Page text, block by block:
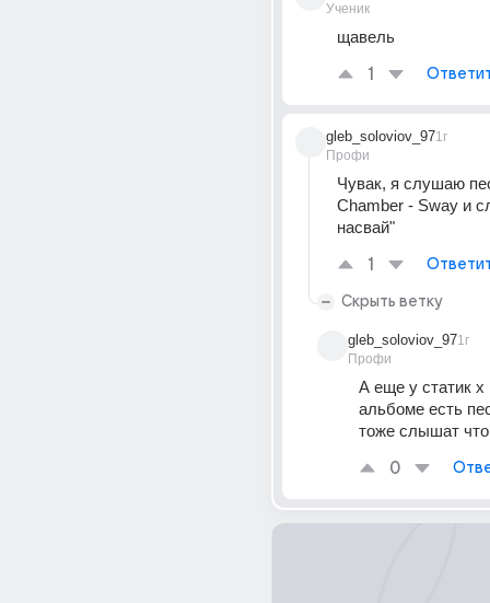
Ученик
щавель
1
gleb_soloviov_97
Профи
1г
Чувак, я слушаю
Chamber - Sway и
насвай"
1
Скрыть ветку
gleb_soloviov_97
Профи
1г
А еще у статик
альбоме есть
тоже слышат
0